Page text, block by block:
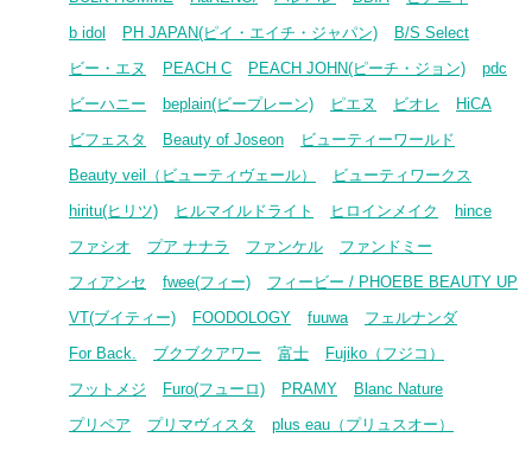
b idol
PH JAPAN(ピイ・エイチ・ジャパン)
B/S Select
ビー・エヌ
PEACH C PEACH JOHN(ピーチ・ジョン)
pdc
ビーハニー
beplain(ビープレーン) ピエヌ ビオレ
HiCA
ビフェスタ
Beauty of Joseon
ビューティーワールド
Beauty veil（ビューティヴェール）
ビューティワークス
hiritu(ヒリツ)
ヒルマイルドライト ヒロインメイク
hince
ファシオ
プア ナナラ ファンケル
ファンドミー
フィアンセ
fwee(フィー)
フィービー / PHOEBE BEAUTY UP
VT(ブイティー)
FOODOLOGY fuuwa
フェルナンダ
For Back.
ブクブクアワー 富士
Fujiko（フジコ）
フットメジ
Furo(フューロ) PRAMY
Blanc Nature
プリペア
プリマヴィスタ
plus eau（プリュスオー）